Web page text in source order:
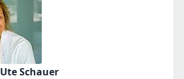
Schauer